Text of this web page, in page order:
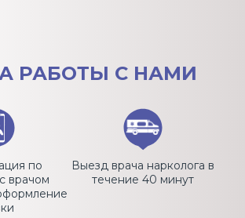
РАБОТЫ С НАМИ
по
врачом
Выезд врача нарколога в
течение 40 минут